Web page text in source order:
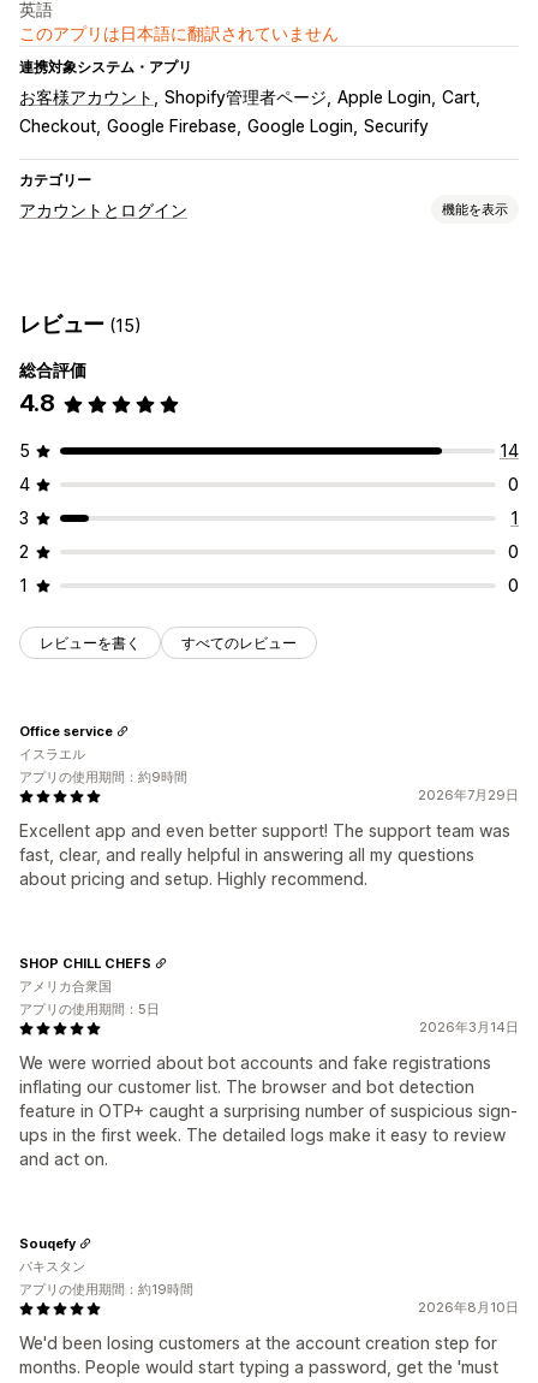
英語
このアプリは日本語に翻訳されていません
連携対象システム・アプリ
お客様アカウント Shopify管理者ページ Apple Login Cart
Checkout Google Firebase Google Login Securify
カテゴリー
アカウントとログイン 機能を表示
SMS認証 ワンタイムパスワード (OTP)
アカウント管理
アカウントポータル
アクセス制御
アクセスの制限 ページのロック カスタムルール
レビュー (15)
総合評価
4.8
5
14
4
0
3
1
2
0
1
0
レビューを書く すべてのレビュー
2026年7月29日
Excellent app and even better support! The support team was
fast, clear, and really helpful in answering all my questions
about pricing and setup. Highly recommend.
Office service
イスラエル
アプリの使用期間：約9時間
2026年3月14日
We were worried about bot accounts and fake registrations
inflating our customer list. The browser and bot detection
feature in OTP+ caught a surprising number of suspicious sign-
ups in the first week. The detailed logs make it easy to review
and act on.
SHOP CHILL CHEFS
アメリカ合衆国
アプリの使用期間：5日
2026年8月10日
We'd been losing customers at the account creation step for
months. People would start typing a password, get the 'must
Souqefy
パキスタン
アプリの使用期間：約19時間